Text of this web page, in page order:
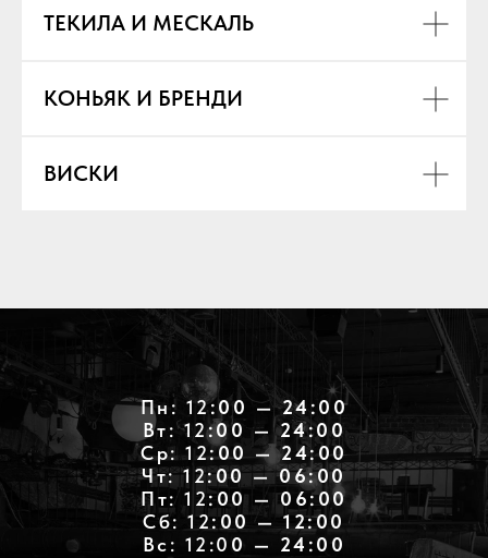
ТЕКИЛА И МЕСКАЛЬ
КОНЬЯК И БРЕНДИ
ВИСКИ
Пн: 12:00 — 24:00
Вт: 12:00 — 24:00
Ср: 12:00 — 24:00
Чт: 12:00 — 06:00
Пт: 12:00 — 06:00
Cб: 12:00 — 12:00
Вс: 12:0 0 — 24:00